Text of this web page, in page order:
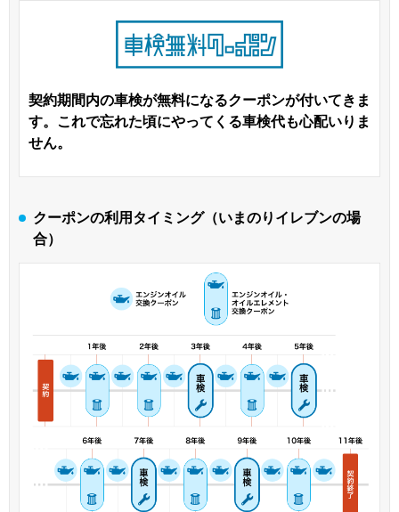
契約期間内の車検が無料になるクーポンが付いてきま
す。これで忘れた頃にやってくる車検代も心配いりま
せん。
クーポンの利用タイミング（いまのりイレブンの場
合）